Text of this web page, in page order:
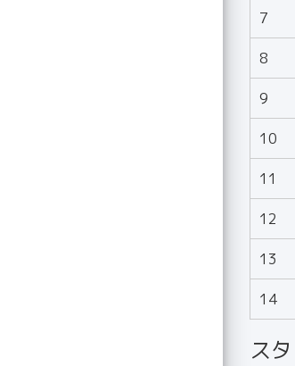
7
8
9
10
11
12
13
14
ス